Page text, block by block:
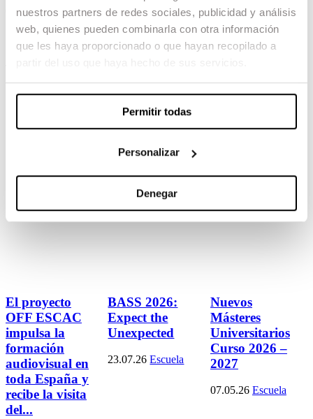
nuestros partners de redes sociales, publicidad y análisis
web, quienes pueden combinarla con otra información
que les haya proporcionado o que hayan recopilado a
Permitir todas
Personalizar
Denegar
04.02.23 -
Dirección de Arte: Sylvia Steinbrecht
El proyecto
OFF ESCAC
impulsa la
formación
audiovisual en
toda España y
recibe la visita
del...
BASS 2026:
Expect the
Unexpected
23.07.26 Escuela
Nuevos
Másteres
Universitarios
Curso 2026 –
2027
07.05.26 Escuela